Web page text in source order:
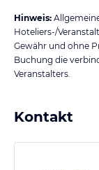
Hinweis:
Hoteliers-/
Gewähr und ohne
Buchung die
Veranstalters.
Kontakt